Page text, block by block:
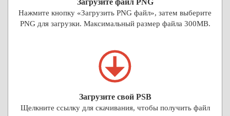
Загрузите файл PNG
Нажмите кнопку «Загрузить PNG файл», затем выберите
PNG для загрузки. Максимальный размер файла 300MB.
Загрузите свой PSB
Щелкните ссылку для скачивания, чтобы получить файл